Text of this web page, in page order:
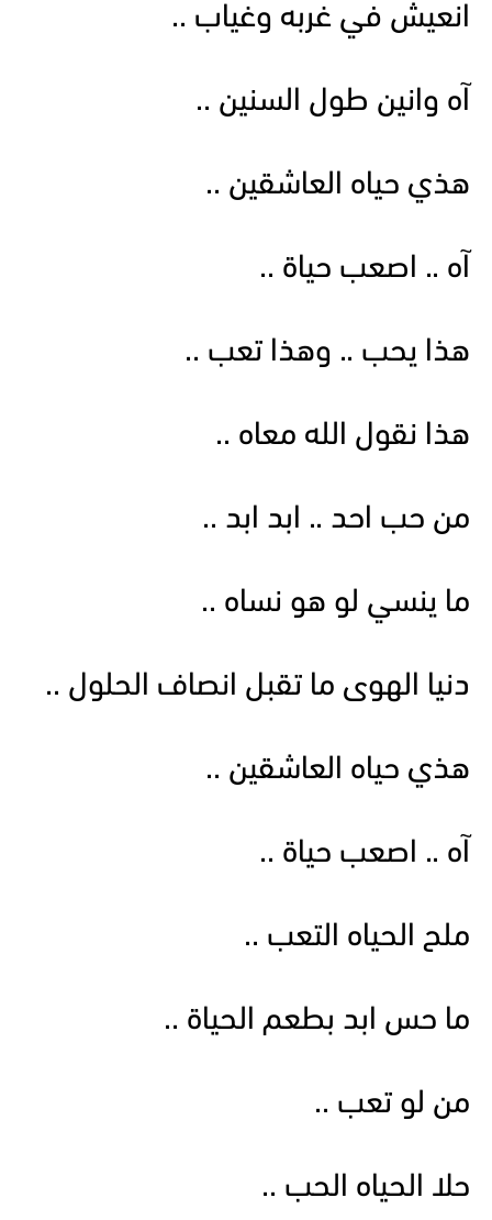
انعيش في غربه وغياب ..
آه وانين طول السنين ..
هذي حياه العاشقين ..
آه .. اصعب حياة ..
هذا يحب .. وهذا تعب ..
هذا نقول الله معاه ..
من حب احد .. ابد ابد ..
ما ينسي لو هو نساه ..
دنيا الهوى ما تقبل انصاف الحلول ..
هذي حياه العاشقين ..
آه .. اصعب حياة ..
ملح الحياه التعب ..
ما حس ابد بطعم الحياة ..
من لو تعب ..
حلا الحياه الحب ..